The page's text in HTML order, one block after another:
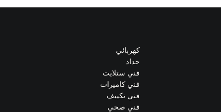
كهربائي
حداد
فني ستلايت
فني كاميرات
فني تكييف
فني صحي